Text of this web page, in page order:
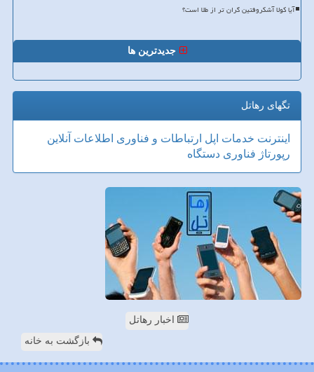
آیا کولا آشکروفتین گران تر از طلا است؟
جدیدترین ها
تگهای رهاتل
اینترنت خدمات اپل ارتباطات و فناوری اطلاعات آنلاین
رپورتاژ فناوری دستگاه
اخبار رهاتل
بازگشت به خانه